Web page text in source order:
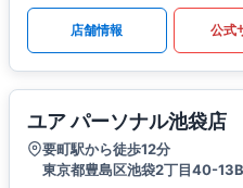
店舗情報 公式
ユア パーソナル池袋店
要町駅から徒歩12分
東京都豊島区池袋2丁目40-